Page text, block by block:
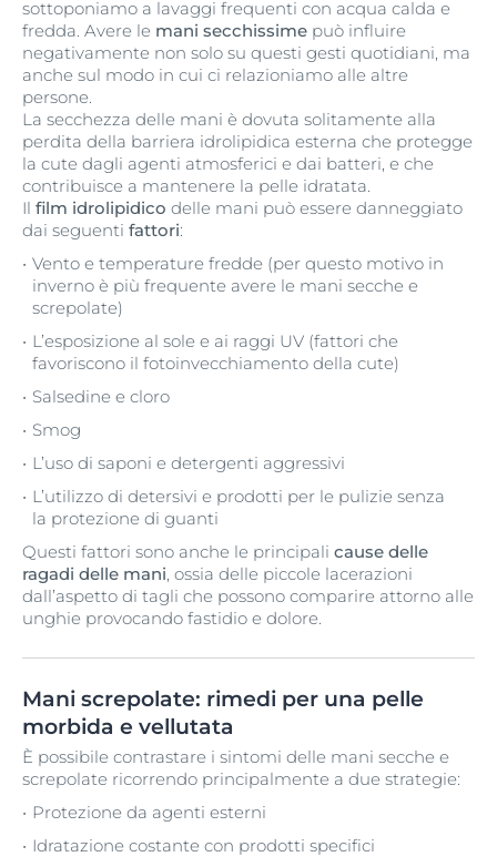
sottoponiamo a lavaggi frequenti con acqua calda e
fredda. Avere le mani secchissime può influire
negativamente non solo su questi gesti quotidiani, ma
anche sul modo in cui ci relazioniamo alle altre
persone.
La secchezza delle mani è dovuta solitamente alla
perdita della barriera idrolipidica esterna che protegge
la cute dagli agenti atmosferici e dai batteri, e che
contribuisce a mantenere la pelle idratata.
Il film idrolipidico delle mani può essere danneggiato
dai seguenti fattori:
Vento e temperature fredde (per questo motivo in
inverno è più frequente avere le mani secche e
screpolate)
L’esposizione al sole e ai raggi UV (fattori che
favoriscono il fotoinvecchiamento della cute)
Salsedine e cloro
Smog
L’uso di saponi e detergenti aggressivi
L’utilizzo di detersivi e prodotti per le pulizie senza
la protezione di guanti
Questi fattori sono anche le principali cause delle
ragadi delle mani, ossia delle piccole lacerazioni
dall’aspetto di tagli che possono comparire attorno alle
unghie provocando fastidio e dolore.
Mani screpolate: rimedi per una pelle
morbida e vellutata
È possibile contrastare i sintomi delle mani secche e
screpolate ricorrendo principalmente a due strategie:
Protezione da agenti esterni
Idratazione costante con prodotti specifici